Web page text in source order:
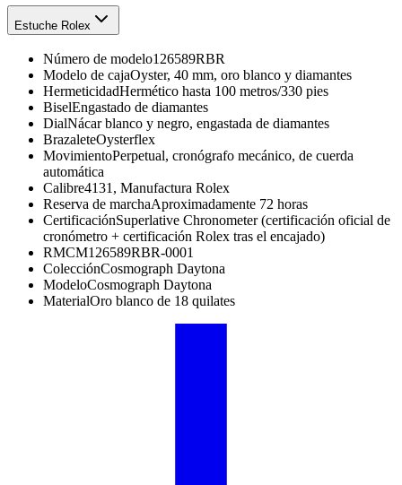
Estuche Rolex
Número de modelo126589RBR
Modelo de cajaOyster, 40 mm, oro blanco y diamantes
HermeticidadHermético hasta 100 metros/330 pies
BiselEngastado de diamantes
DialNácar blanco y negro, engastada de diamantes
BrazaleteOysterflex
MovimientoPerpetual, cronógrafo mecánico, de cuerda
automática
Calibre4131, Manufactura Rolex
Reserva de marchaAproximadamente 72 horas
CertificaciónSuperlative Chronometer (certificación oficial de
cronómetro + certificación Rolex tras el encajado)
RMCM126589RBR-0001
ColecciónCosmograph Daytona
ModeloCosmograph Daytona
MaterialOro blanco de 18 quilates